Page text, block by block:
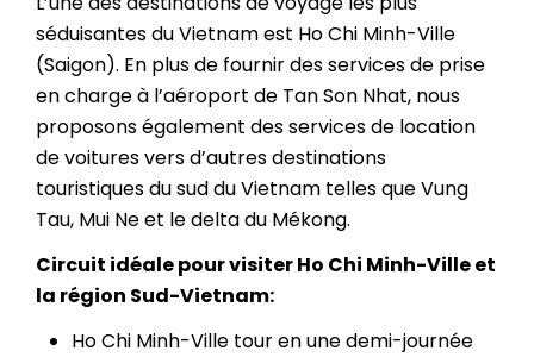
séduisantes du Vietnam est Ho Chi Minh-Ville
(Saigon). En plus de fournir des services de prise
en charge à l’aéroport de Tan Son Nhat, nous
proposons également des services de location
de voitures vers d’autres destinations
touristiques du sud du Vietnam telles que Vung
Tau, Mui Ne et le delta du Mékong.
Circuit idéale pour visiter Ho Chi Minh-Ville et
la région Sud-Vietnam:
Ho Chi Minh-Ville tour en une demi-journée